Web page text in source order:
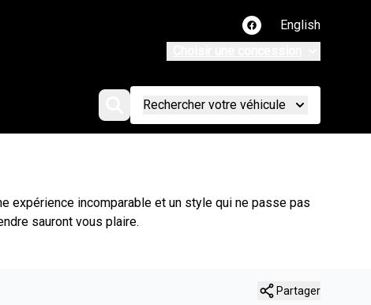
Lien vers notre page
English
Rechercher votre véhicule
expérience incomparable et un style qui ne passe pas
sauront vous plaire.
Partager